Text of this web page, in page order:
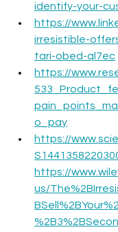
identify-your-
https://
irresistible-
tari-obed-ql7ec
https://
o_pay
https://
https://
us/